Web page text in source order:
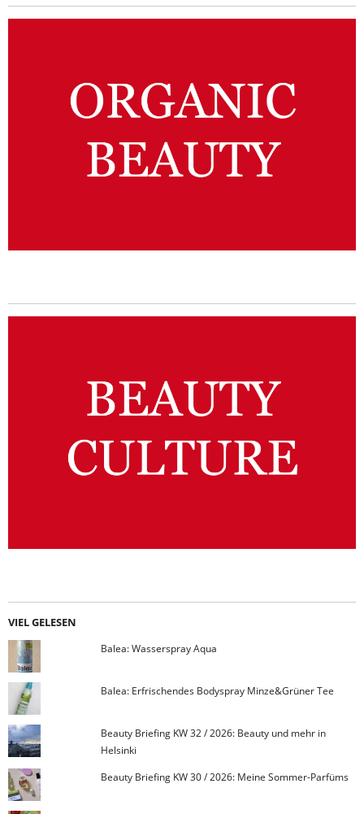
VIEL GELESEN
Balea: Wasserspray Aqua
Balea: Erfrischendes Bodyspray Minze&Grüner Tee
Beauty Briefing KW 32 / 2026: Beauty und mehr in
Helsinki
Beauty Briefing KW 30 / 2026: Meine Sommer-Parfüms